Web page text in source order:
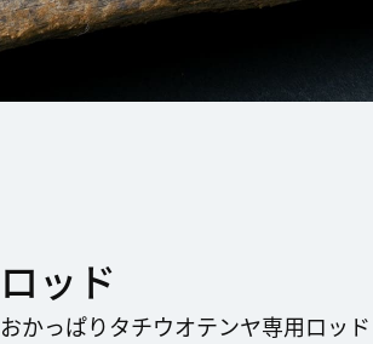
ロッド
おかっぱりタチウオテンヤ専用ロッド